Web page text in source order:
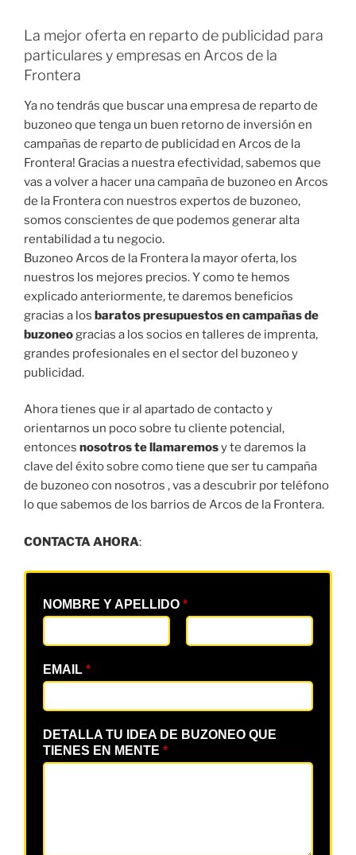
La mejor oferta en reparto de publicidad para
particulares y empresas en Arcos de la
Frontera
Ya no tendrás que buscar una empresa de reparto de
buzoneo que tenga un buen retorno de inversión en
campañas de reparto de publicidad en Arcos de la
Frontera! Gracias a nuestra efectividad, sabemos que
vas a volver a hacer una campaña de buzoneo en Arcos
de la Frontera con nuestros expertos de buzoneo,
somos conscientes de que podemos generar alta
rentabilidad a tu negocio.
Buzoneo Arcos de la Frontera la mayor oferta, los
nuestros los mejores precios. Y como te hemos
explicado anteriormente, te daremos beneficios
gracias a los baratos presupuestos en campañas de
buzoneogracias a los socios en talleres de imprenta,
grandes profesionales en el sector del buzoneo y
publicidad.
Ahora tienes que ir al apartado de contacto y
orientarnos un poco sobre tu cliente potencial,
entonces nosotros te llamaremosy te daremos la
clave del éxito sobre como tiene que ser tu campaña
de buzoneo con nosotros , vas a descubrir por teléfono
lo que sabemos de los barrios de Arcos de la Frontera.
CONTACTA AHORA:
NOMBRE Y APELLIDO *
EMAIL *
DETALLA TU IDEA DE BUZONEO QUE
TIENES EN MENTE *